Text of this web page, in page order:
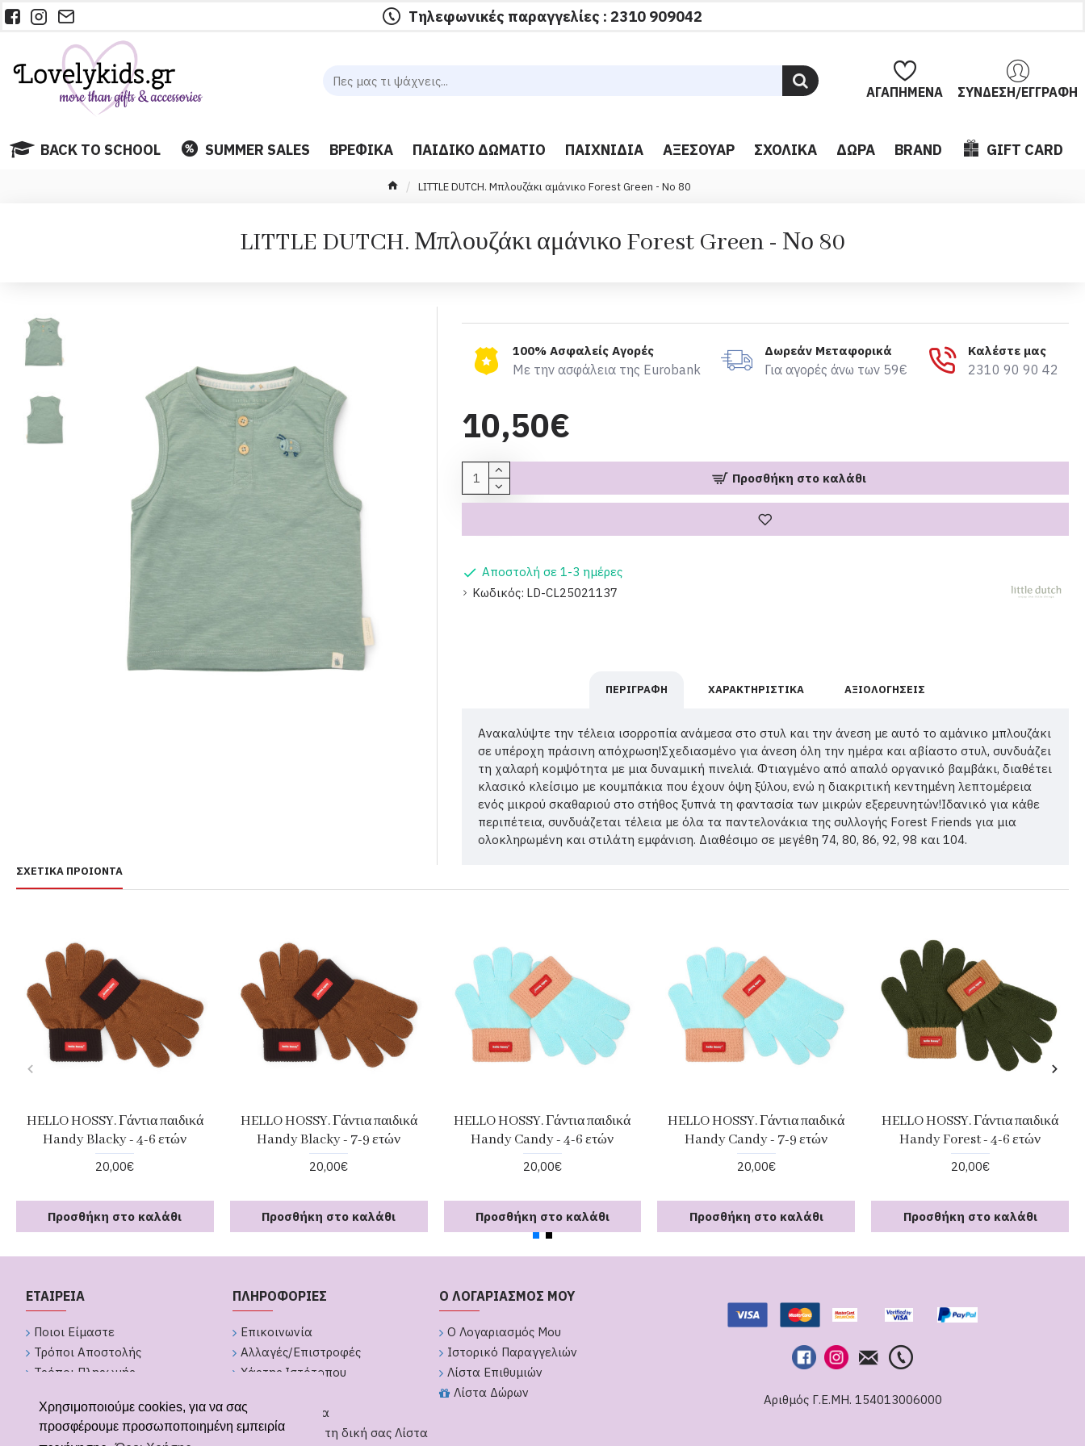
Χρησιμοποιούμε cookies, για να σας
προσφέρουμε προσωποποιημένη εμπειρία
Τηλεφωνικές παραγγελίες : 2310 909042
ΑΓΑΠΗΜΈΝΑ ΣΎΝΔΕΣΗ/ΕΓΓΡΑΦΉ
BACK TO SCHOOL SUMMER SALES ΒΡΕΦΙΚΆ ΠΑΙΔΙΚΌ ΔΩΜΆΤΙΟ ΠΑΙΧΝΊΔΙΑ ΑΞΕΣΟΥΆΡ ΣΧΟΛΙΚΆ ΔΏΡΑ BRAND GIFT CARD
LITTLE DUTCH. Μπλουζάκι αμάνικο Forest Green - Νο 80
LITTLE DUTCH. Μπλουζάκι αμάνικο Forest Green - Νο 80
100% Ασφαλείς Αγορές
Με την ασφάλεια της Eurobank
Δωρεάν Μεταφορικά
Για αγορές άνω των 59€
Καλέστε μας
2310 90 90 42
Αποστολή σε 1-3 ημέρες
Κωδικός: LD-CL25021137
10,50€
Προσθήκη στο καλάθι
ΠΕΡΙΓΡΑΦΉ ΧΑΡΑΚΤΗΡΙΣΤΙΚΆ ΑΞΙΟΛΟΓΉΣΕΙΣ
Ανακαλύψτε την τέλεια ισορροπία ανάμεσα στο στυλ και την άνεση με αυτό το αμάνικο μπλουζάκι
σε υπέροχη πράσινη απόχρωση!Σχεδιασμένο για άνεση όλη την ημέρα και αβίαστο στυλ, συνδυάζει
τη χαλαρή κομψότητα με μια δυναμική πινελιά. Φτιαγμένο από απαλό οργανικό βαμβάκι, διαθέτει
κλασικό κλείσιμο με κουμπάκια που έχουν όψη ξύλου, ενώ η διακριτική κεντημένη λεπτομέρεια
ενός μικρού σκαθαριού στο στήθος ξυπνά τη φαντασία των μικρών εξερευνητών!Ιδανικό για κάθε
περιπέτεια, συνδυάζεται τέλεια με όλα τα παντελονάκια της συλλογής Forest Friends για μια
ολοκληρωμένη και στιλάτη εμφάνιση. Διαθέσιμο σε μεγέθη 74, 80, 86, 92, 98 και 104.
ΣΧΕΤΙΚΆ ΠΡΟΙΌΝΤΑ
HELLO HOSSY. Γάντια παιδικά
Handy Blacky - 4-6 ετών
20,00€
Προσθήκη στο καλάθι
HELLO HOSSY. Γάντια παιδικά
Handy Blacky - 7-9 ετών
20,00€
Προσθήκη στο καλάθι
HELLO HOSSY. Γάντια παιδικά
Handy Candy - 4-6 ετών
20,00€
Προσθήκη στο καλάθι
HELLO HOSSY. Γάντια παιδικά
Handy Candy - 7-9 ετών
20,00€
Προσθήκη στο καλάθι
HELLO HOSSY. Γάντια παιδικά
Handy Forest - 4-6 ετών
20,00€
Προσθήκη στο καλάθι
ΕΤΑΙΡΕΙΑ
Ποιοι Είμαστε
Τρόποι Αποστολής
Τρόποι Πληρωμής
Όροι Χρήσης
Υπαναχώρηση από παραγγελία
ΠΛΗΡΟΦΟΡΙΕΣ
Επικοινωνία
Αλλαγές/Επιστροφές
Χάρτης Ιστότοπου
GDPR Εργαλεία
Δημιουργήστε τη δική σας Λίστα
Ο ΛΟΓΑΡΙΑΣΜΟΣ ΜΟΥ
Ο Λογαριασμός Μου
Ιστορικό Παραγγελιών
Λίστα Επιθυμιών
Λίστα Δώρων
Αριθμός Γ.Ε.ΜΗ. 154013006000